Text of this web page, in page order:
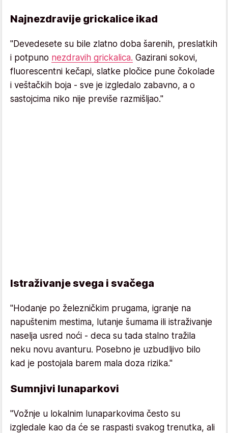
Najnezdravije grickalice ikad
"Devedesete su bile zlatno doba šarenih, preslatkih
i potpuno nezdravih grickalica. Gazirani sokovi,
fluorescentni kečapi, slatke pločice pune čokolade
i veštačkih boja - sve je izgledalo zabavno, a o
sastojcima niko nije previše razmišljao."
Istraživanje svega i svačega
"Hodanje po železničkim prugama, igranje na
napuštenim mestima, lutanje šumama ili istraživanje
naselja usred noći - deca su tada stalno tražila
neku novu avanturu. Posebno je uzbudljivo bilo
kad je postojala barem mala doza rizika."
Sumnjivi lunaparkovi
"Vožnje u lokalnim lunaparkovima često su
izgledale kao da će se raspasti svakog trenutka, ali